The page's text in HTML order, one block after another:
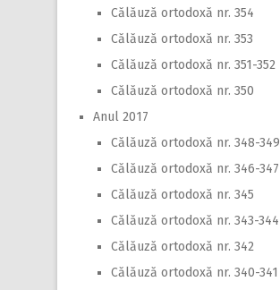
Călăuză ortodoxă nr. 354
Călăuză ortodoxă nr. 353
Călăuză ortodoxă nr. 351-352
Călăuză ortodoxă nr. 350
Anul 2017
Călăuză ortodoxă nr. 348-349
Călăuză ortodoxă nr. 346-347
Călăuză ortodoxă nr. 345
Călăuză ortodoxă nr. 343-344
Călăuză ortodoxă nr. 342
Călăuză ortodoxă nr. 340-341